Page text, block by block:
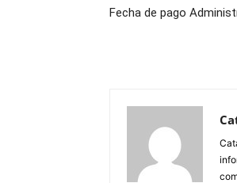
Fecha de pago